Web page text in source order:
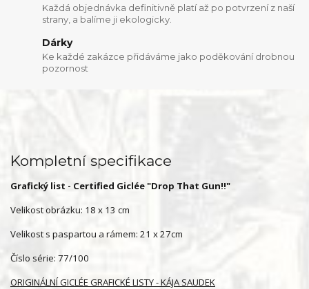
Každá objednávka definitivně platí až po potvrzení z naší
strany, a balíme ji ekologicky.
Dárky
Ke každé zakázce přidáváme jako poděkování drobnou
pozornost
Kompletní specifikace
Grafický list - Certified Giclée "Drop That Gun!!"
Velikost obrázku: 18 x 13 cm
Velikost s paspartou a rámem: 21 x 27cm
Číslo série: 77/100
ORIGINÁLNÍ GICLÉE GRAFICKÉ LISTY - KÁJA SAUDEK